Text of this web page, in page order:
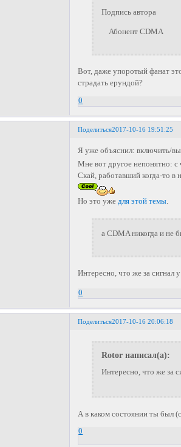
Подпись автора
Абонент CDMA
Вот, даже упоротый фанат
страдать ерундой?
0
Поделиться2017-10-16 19:51:25
Я уже объяснил: включить/
Мне вот другое непонятно: с
Скай, работавший когда-то
Но это ужедля этой темы.
а CDMA никогда и не
Интересно, что же за сигнал
0
Поделиться2017-10-16 20:06:18
Rotor написал(а):
Интересно, что же за
А в каком состоянии ты был
0